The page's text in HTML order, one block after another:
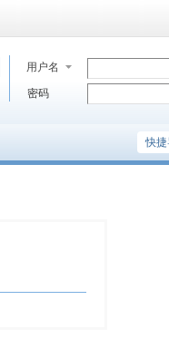
用户名
密码
快